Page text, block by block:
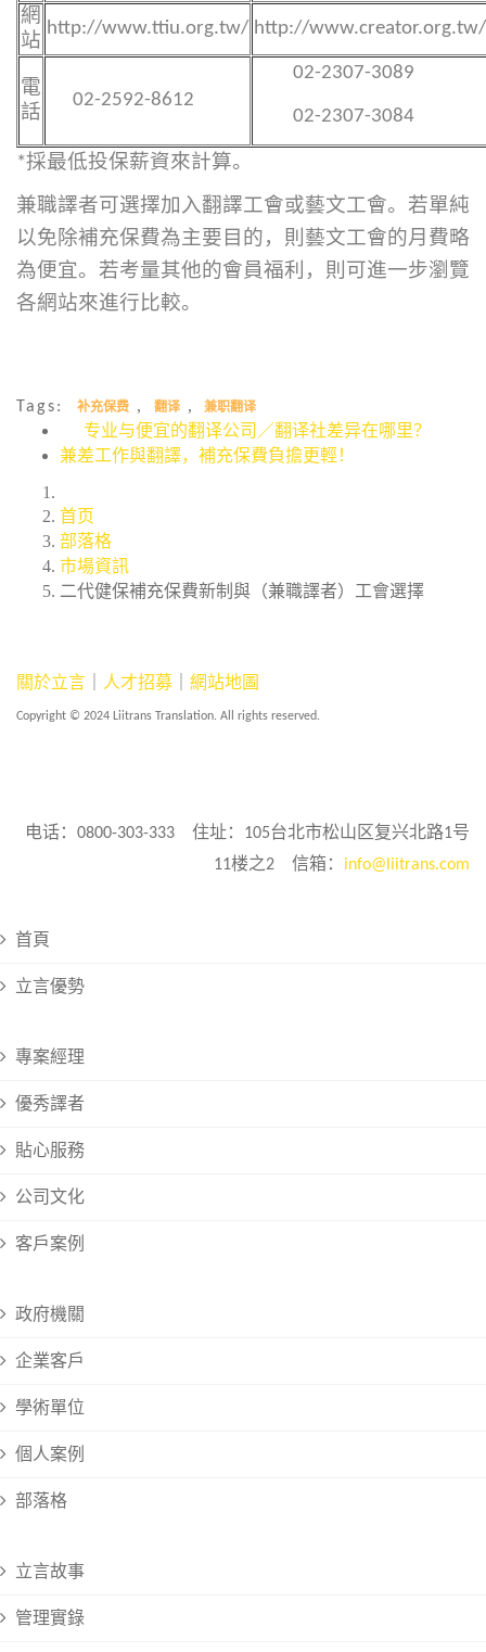
網
站
http://www.ttiu.org.tw/ http://www.creator.org.tw/
電
話
02-2592-8612
02-2307-3089
02-2307-3084
*採最低投保薪資來計算。
兼職譯者可選擇加入翻譯工會或藝文工會。若單純
以免除補充保費為主要目的，則藝文工會的月費略
為便宜。若考量其他的會員福利，則可進一步瀏覽
各網站來進行比較。
Tags: 补充保费 , 翻译 , 兼职翻译
专业与便宜的翻译公司／翻译社差异在哪里？
兼差工作與翻譯，補充保費負擔更輕！
首页
部落格
市場資訊
二代健保補充保費新制與（兼職譯者）工會選擇
關於立言 人才招募 網站地圖
Copyright © 2024 Liitrans Translation. All rights reserved.
电话：0800-303-333 住址：105台北市松山区复兴北路1号
11楼之2 信箱： info@liitrans.com
首頁
立言優勢
專案經理
優秀譯者
貼心服務
公司文化
客戶案例
政府機關
企業客戶
學術單位
個人案例
部落格
立言故事
管理實錄